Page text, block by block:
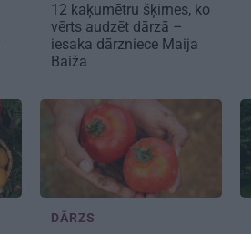
12 kaķumētru šķirnes, ko
vērts audzēt dārzā –
iesaka dārzniece Maija
Baiža
DĀRZS